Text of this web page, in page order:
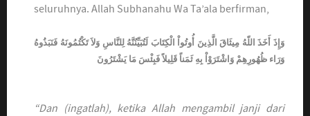
seluruhnya. Allah Subhanahu Wa Ta’ala berfirman,
وَإِذَ أَخَذَ اللّهُ مِيثَاقَ الَّذِينَ أُوتُواْ الْكِتَابَ لَتُبَيِّنُنَّهُ لِلنَّاسِ وَلاَ تَكْتُمُونَهُ فَنَبَذُوهُ
وَرَاء ظُهُورِهِمْ وَاشْتَرَوْاْ بِهِ ثَمَناً قَلِيلاً فَبِئْسَ مَا يَشْتَرُونَ
“Dan (ingatlah), ketika Allah mengambil janji dari